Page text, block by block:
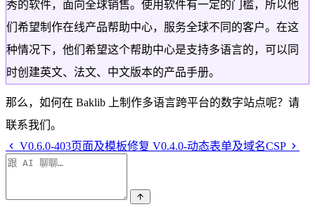
秀的软件，面向全球销售。使用软件有一定的门槛，所以他
们希望制作在线产品帮助中心，服务全球不同的客户。在这
种情况下，他们希望这个帮助中心是支持多语言的，可以同
时创建英文、法文、中文版本的产品手册。
那么，如何在 Baklib 上制作多语言跨平台的数字站点呢？请
联系我们。
V0.6.0-403页面及模板修复 V0.4.0-动态表单及域名CSP